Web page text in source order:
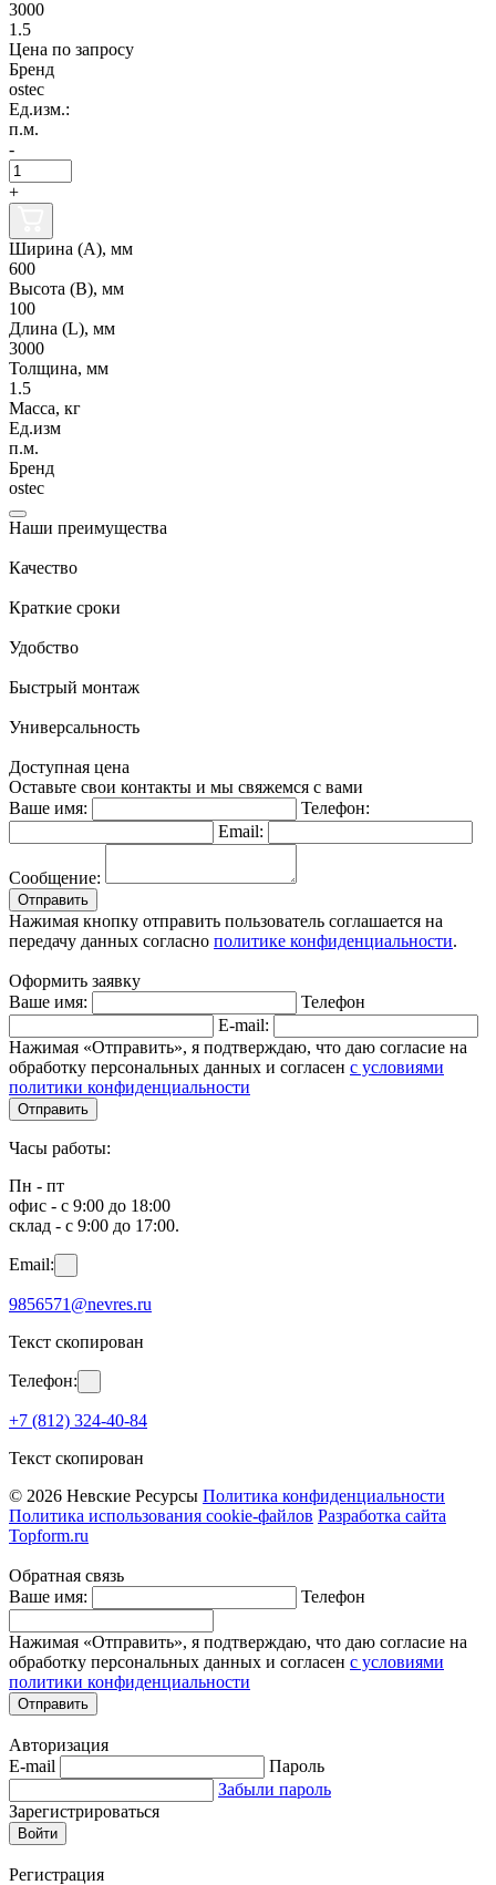
3000
1.5
Цена по запросу
Бренд
ostec
Ед.изм.:
п.м.
-
+
Ширина (А), мм
600
Высота (В), мм
100
Длина (L), мм
3000
Толщина, мм
1.5
Масса, кг
Ед.изм
п.м.
Бренд
ostec
Наши преимущества
Качество
Краткие сроки
Удобство
Быстрый монтаж
Универсальность
Доступная цена
Оставьте свои контакты и мы свяжемся с вами
Ваше имя:
Телефон:
Email:
Сообщение:
Отправить
Нажимая кнопку отправить пользователь соглашается на
передачу данных согласно политике конфиденциальности.
Оформить заявку
Ваше имя:
Телефон
E-mail:
Нажимая «Отправить», я подтверждаю, что даю согласие на
обработку персональных данных и согласен с условиями
политики конфиденциальности
Отправить
Часы работы:
Пн - пт
офис - с 9:00 до 18:00
склад - с 9:00 до 17:00.
Email:
9856571@nevres.ru
Текст скопирован
Телефон:
+7 (812) 324-40-84
Текст скопирован
© 2026 Невские Ресурсы Политика конфиденциальности
Политика использования cookie-файлов Разработка сайта
Topform.ru
Обратная связь
Ваше имя:
Телефон
Нажимая «Отправить», я подтверждаю, что даю согласие на
обработку персональных данных и согласен с условиями
политики конфиденциальности
Отправить
Авторизация
E-mail
Пароль
Забыли пароль
Зарегистрироваться
Войти
Регистрация